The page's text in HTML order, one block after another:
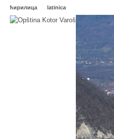
ћирилица latinica